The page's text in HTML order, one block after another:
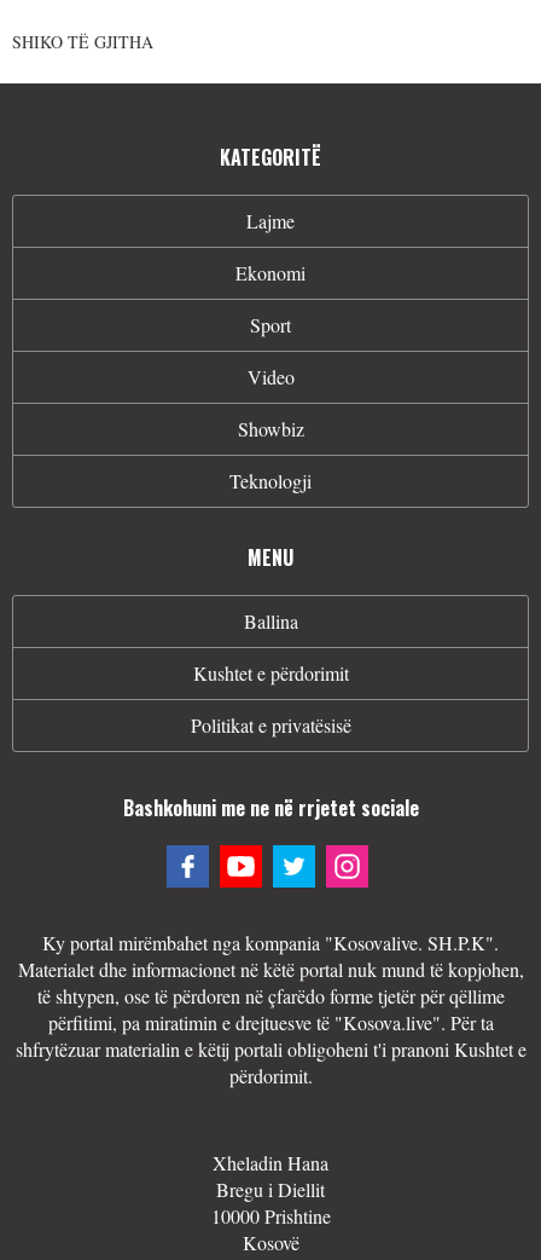
SHIKO TË GJITHA
KATEGORITË
Lajme
Ekonomi
Sport
Video
Showbiz
Teknologji
MENU
Ballina
Kushtet e përdorimit
Politikat e privatësisë
Bashkohuni me ne në rrjetet sociale
Ky portal mirëmbahet nga kompania "Kosovalive. SH.P.K".
Materialet dhe informacionet në këtë portal nuk mund të kopjohen,
të shtypen, ose të përdoren në çfarëdo forme tjetër për qëllime
përfitimi, pa miratimin e drejtuesve të "Kosova.live". Për ta
shfrytëzuar materialin e këtij portali obligoheni t'i pranoni Kushtet e
përdorimit.
Xheladin Hana
Bregu i Diellit
10000 Prishtine
Kosovë